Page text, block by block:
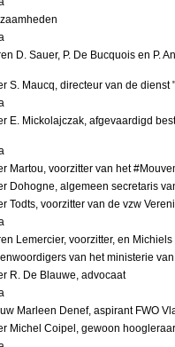
D. Sauer, P. De Bucquois en
S. Maucq, directeur van de
E. Mickolajczak, afgevaardigd
Martou, voorzitter van het
Dohogne, algemeen secretaris
Todts, voorzitter van de vzw
Lemercier, voorzitter, en
van het ministerie
R. De Blauwe, advocaat
Marleen Denef, aspirant FWO
Michel Coipel, gewoon